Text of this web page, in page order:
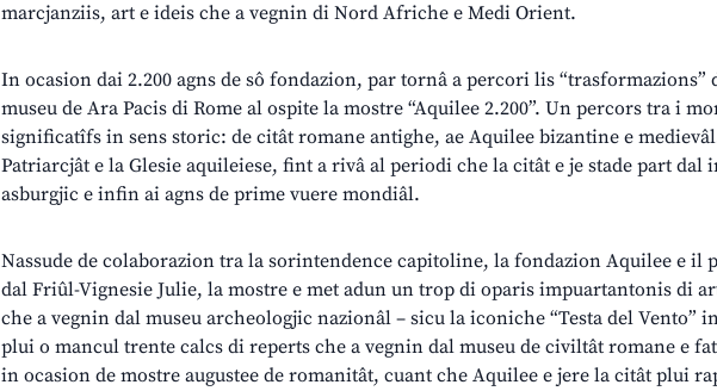
marcjanziis, art e ideis che a vegnin di Nord Afriche e Medi Orient.
In ocasion dai 2.200 agns de sô fondazion, par tornâ a percori lis “trasformazions”
museu de Ara Pacis di Rome al ospite la mostre “Aquilee 2.200”. Un percors tra i
significatîfs in sens storic: de citât romane antighe, ae Aquilee bizantine e
Patriarcjât e la Glesie aquileiese, fint a rivâ al periodi che la citât e je stade part dal
asburgjic e infin ai agns de prime vuere mondiâl.
Nassude de colaborazion tra la sorintendence capitoline, la fondazion Aquilee e il
dal Friûl-Vignesie Julie, la mostre e met adun un trop di oparis impuartantonis di
che a vegnin dal museu archeologjic nazionâl – sicu la iconiche “Testa del Vento”
plui o mancul trente calcs di reperts che a vegnin dal museu de civiltât romane e
in ocasion de mostre augustee de romanitât, cuant che Aquilee e jere la citât plui